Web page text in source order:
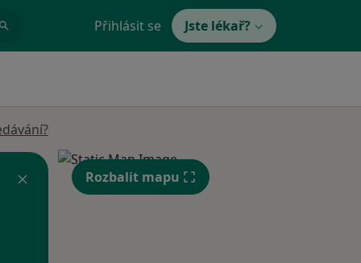
Přihlásit se Jste lékař?
Rozbalit mapu